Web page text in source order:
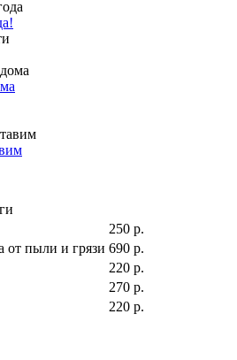
250 р.
от пыли и грязи 690 р.
220 р.
270 р.
220 р.